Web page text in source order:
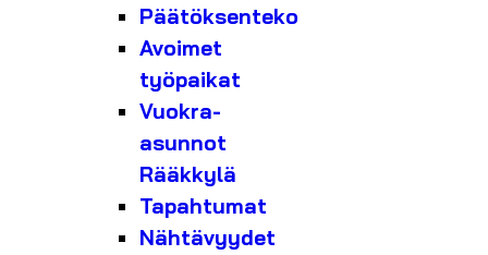
Päätöksenteko
Avoimet
työpaikat
Vuokra-
asunnot
Rääkkylä
Tapahtumat
Nähtävyydet